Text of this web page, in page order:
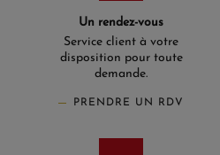
Un rendez-vous
Service client à votre
disposition pour toute
demande.
PRENDRE UN RDV